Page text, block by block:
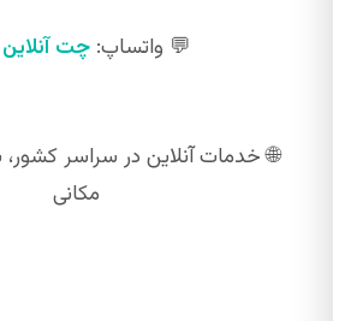
💬 واتساپ:چت آنلاین
🌐 خدمات آنلاین در سراسر
مکانی